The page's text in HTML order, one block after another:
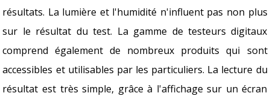
résultats. La lumière et l'humidité n'influent pas non plus
sur le résultat du test. La gamme de testeurs digitaux
comprend également de nombreux produits qui sont
accessibles et utilisables par les particuliers. La lecture du
résultat est très simple, grâce à l'affichage sur un écran